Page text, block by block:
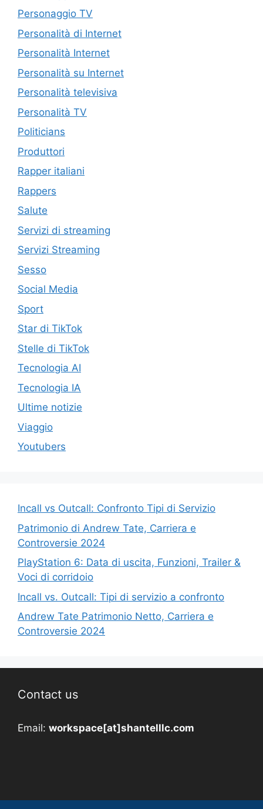
Personaggio TV
Personalità di Internet
Personalità Internet
Personalità su Internet
Personalità televisiva
Personalità TV
Politicians
Produttori
Rapper italiani
Rappers
Salute
Servizi di streaming
Servizi Streaming
Sesso
Social Media
Sport
Star di TikTok
Stelle di TikTok
Tecnologia AI
Tecnologia IA
Ultime notizie
Viaggio
Youtubers
Incall vs Outcall: Confronto Tipi di Servizio
Patrimonio di Andrew Tate, Carriera e
Controversie 2024
PlayStation 6: Data di uscita, Funzioni, Trailer &
Voci di corridoio
Incall vs. Outcall: Tipi di servizio a confronto
Andrew Tate Patrimonio Netto, Carriera e
Controversie 2024
Contact us
Email: workspace[at]shantelllc.com